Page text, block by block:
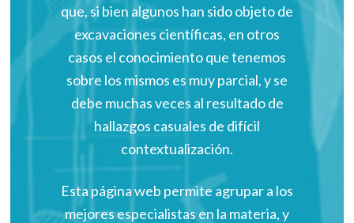
que, si bien algunos han sido objeto de
excavaciones científicas, en otros
casos el conocimiento que tenemos
sobre los mismos es muy parcial, y se
debe muchas veces al resultado de
hallazgos casuales de difícil
contextualización.
Esta página web permite agrupar a los
mejores especialistas en la materia, y